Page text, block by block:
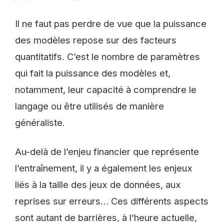
Il ne faut pas perdre de vue que la puissance
des modèles repose sur des facteurs
quantitatifs. C’est le nombre de paramètres
qui fait la puissance des modèles et,
notamment, leur capacité à comprendre le
langage ou être utilisés de manière
généraliste.
Au-delà de l’enjeu financier que représente
l’entraînement, il y a également les enjeux
liés à la taille des jeux de données, aux
reprises sur erreurs… Ces différents aspects
sont autant de barrières, à l’heure actuelle,